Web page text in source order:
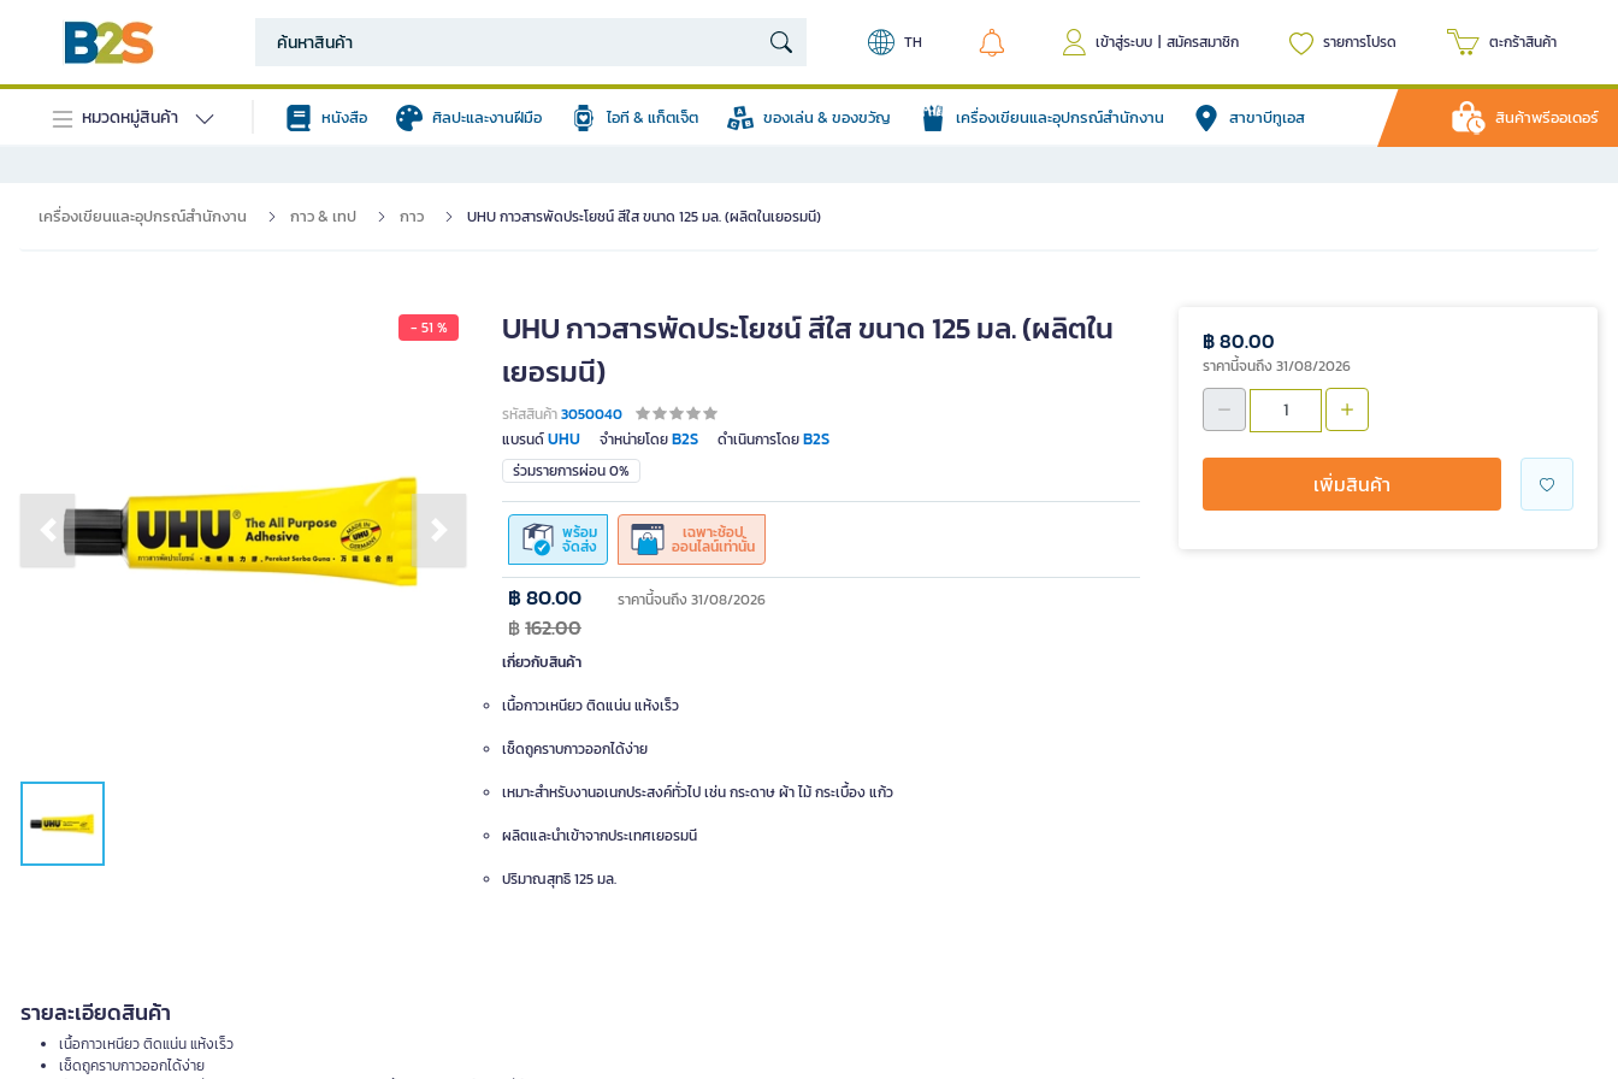
TH เข้าสู่ระบบ | สมัครสมาชิก รายการโปรด ตะกร้าสินค้า
หมวดหมู่สินค้า หนังสือ ศิลปะและงานฝีมือ ไอที & แก็ตเจ็ต ของเล่น & ของขวัญ เครื่องเขียนและอุปกรณ์สำนักงาน สาขาบีทูเอส สินค้าพรีออเดอร์
เครื่องเขียนและอุปกรณ์สำนักงาน กาว & เทป กาว UHU กาวสารพัดประโยชน์ สีใส ขนาด 125 มล. (ผลิตในเยอรมนี)
- 51 %
Previous slide Next slide
UHU กาวสารพัดประโยชน์ สีใส ขนาด 125 มล. (ผลิตใน
เยอรมนี)
รหัสสินค้า3050040
แบรนด์UHU จำหน่ายโดยB2S ดำเนินการโดยB2S
ร่วมรายการผ่อน 0%
พร้อม
จัดส่ง
เฉพาะช้อป
ออนไลน์เท่านั้น
฿ 80.00 ราคานี้จนถึง 31/08/2026
฿162.00
เกี่ยวกับสินค้า
เนื้อกาวเหนียว ติดแน่น แห้งเร็ว
เช็ดถูคราบกาวออกได้ง่าย
เหมาะสำหรับงานอเนกประสงค์ทั่วไป เช่น กระดาษ ผ้า ไม้ กระเบื้อง แก้ว
ผลิตและนำเข้าจากประเทศเยอรมนี
ปริมาณสุทธิ 125 มล.
รายละเอียดสินค้า
เนื้อกาวเหนียว ติดแน่น แห้งเร็ว
เช็ดถูคราบกาวออกได้ง่าย
฿ 80.00
ราคานี้จนถึง 31/08/2026
เพิ่มสินค้า